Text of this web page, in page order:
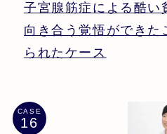
子宮腺筋症による酷い
向き合う覚悟ができた
られたケース
CASE